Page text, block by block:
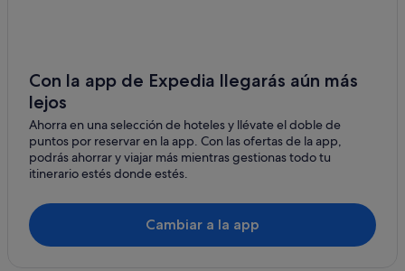
Eurack hoteles
Lavers Hill hoteles
Johanna hoteles
Geelong hoteles
Colac hoteles
Anakie hoteles
Con la app de Expedia llegarás aún más
lejos
Ahorra en una selección de hoteles y llévate el doble de
puntos por reservar en la app. Con las ofertas de la app,
podrás ahorrar y viajar más mientras gestionas todo tu
itinerario estés donde estés.
Cambiar a la app